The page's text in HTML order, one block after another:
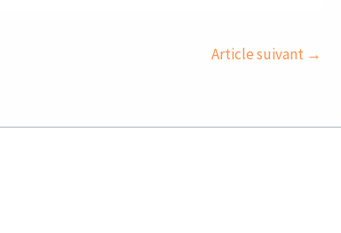
Article suivant →